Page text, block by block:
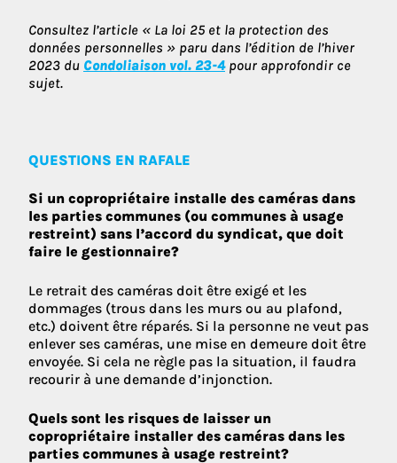
Consultez l’article « La loi 25 et la protection des
données personnelles » paru dans l’édition de l’hiver
2023 du Condoliaison vol. 23-4pour approfondir ce
sujet.
QUESTIONS EN RAFALE
Si un copropriétaire installe des caméras dans
les parties communes (ou communes à usage
restreint) sans l’accord du syndicat, que doit
faire le gestionnaire?
Le retrait des caméras doit être exigé et les
dommages (trous dans les murs ou au plafond,
etc.) doivent être réparés. Si la personne ne veut pas
enlever ses caméras, une mise en demeure doit être
envoyée. Si cela ne règle pas la situation, il faudra
recourir à une demande d’injonction.
Quels sont les risques de laisser un
copropriétaire installer des caméras dans les
parties communes à usage restreint?